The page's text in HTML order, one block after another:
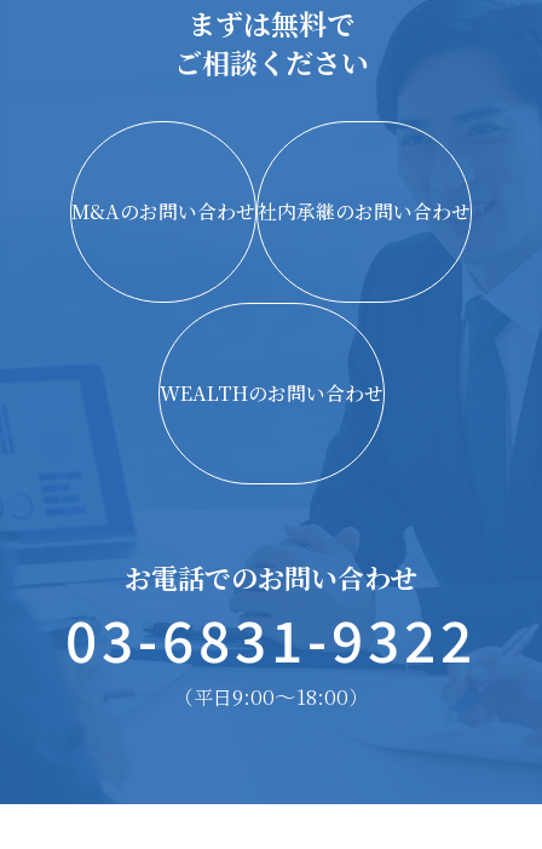
まずは無料で
ご相談ください
M&Aのお問い合わせ社内承継のお問い合わせ
WEALTHのお問い合わせ
お電話でのお問い合わせ
03-6831-9322
（平日9:00〜18:00）